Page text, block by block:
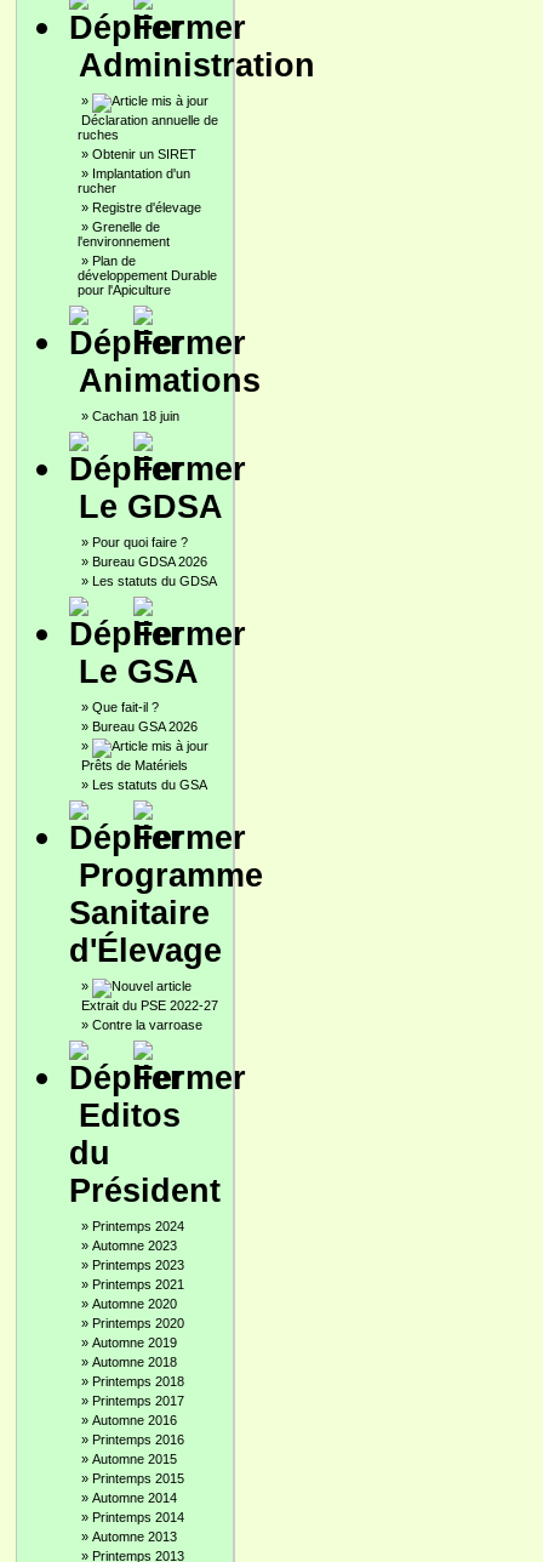
Administration
»
Déclaration annuelle de
ruches
» Obtenir un SIRET
» Implantation d'un
rucher
» Registre d'élevage
» Grenelle de
l'environnement
» Plan de
développement Durable
pour l'Apiculture
Animations
» Cachan 18 juin
Le GDSA
» Pour quoi faire ?
» Bureau GDSA 2026
» Les statuts du GDSA
Le GSA
» Que fait-il ?
» Bureau GSA 2026
»
Prêts de Matériels
» Les statuts du GSA
Programme
Sanitaire
d'Élevage
»
Extrait du PSE 2022-27
» Contre la varroase
Editos
du
Président
» Printemps 2024
» Automne 2023
» Printemps 2023
» Printemps 2021
» Automne 2020
» Printemps 2020
» Automne 2019
» Automne 2018
» Printemps 2018
» Printemps 2017
» Automne 2016
» Printemps 2016
» Automne 2015
» Printemps 2015
» Automne 2014
» Printemps 2014
» Automne 2013
» Printemps 2013